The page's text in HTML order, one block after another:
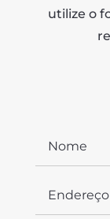
utilize o